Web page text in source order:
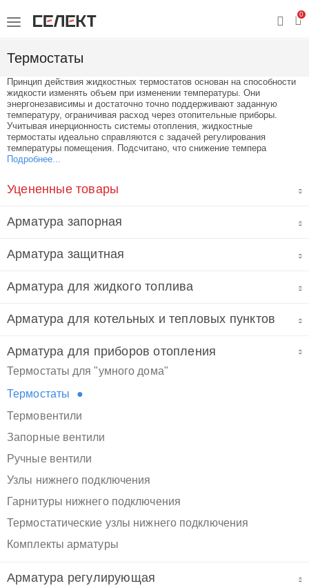
0
Термостаты
Принцип действия жидкостных термостатов основан на способности
жидкости изменять объем при изменении температуры. Они
энергонезависимы и достаточно точно поддерживают заданную
температуру, ограничивая расход через отопительные приборы.
Учитывая инерционность системы отопления, жидкостные
термостаты идеально справляются с задачей регулирования
температуры помещения. Подсчитано, что снижение темпера
Подробнее...
Уцененные товары
Арматура запорная
Арматура защитная
Арматура для жидкого топлива
Арматура для котельных и тепловых пунктов
Арматура для приборов отопления
Термостаты для "умного дома"
Термостаты
Термовентили
Запорные вентили
Ручные вентили
Узлы нижнего подключения
Гарнитуры нижнего подключения
Термостатические узлы нижнего подключения
Комплекты арматуры
Арматура регулирующая